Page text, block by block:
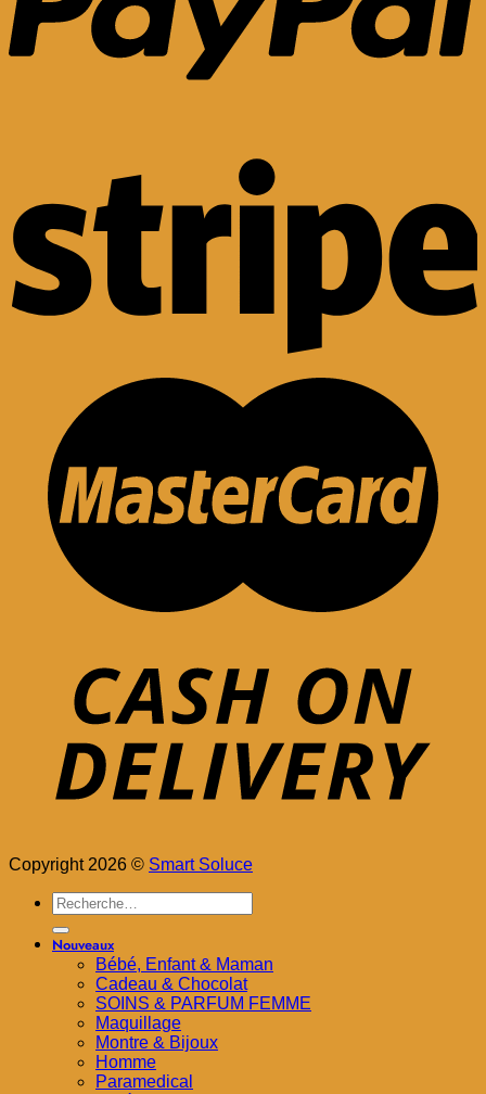
Copyright 2026 © Smart Soluce
Recherche
pour :
Nouveaux
Bébé, Enfant & Maman
Cadeau & Chocolat
SOINS & PARFUM FEMME
Maquillage
Montre & Bijoux
Homme
Paramedical